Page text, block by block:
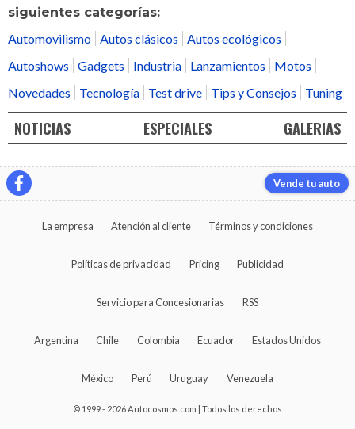
siguientes categorías:
Automovilismo Autos clásicos
Autos ecológicos
Autoshows
Gadgets Industria Lanzamientos
Motos
Novedades
Tecnología Test drive Tips y Consejos Tuning
NOTICIAS ESPECIALES GALERIAS
Vende tu auto
La empresa Atención al cliente Términos y condiciones
Políticas de privacidad Pricing Publicidad
Servicio para Concesionarias RSS
Argentina Chile Colombia Ecuador Estados Unidos
México Perú Uruguay Venezuela
© 1999 - 2026 Autocosmos.com | Todos los derechos